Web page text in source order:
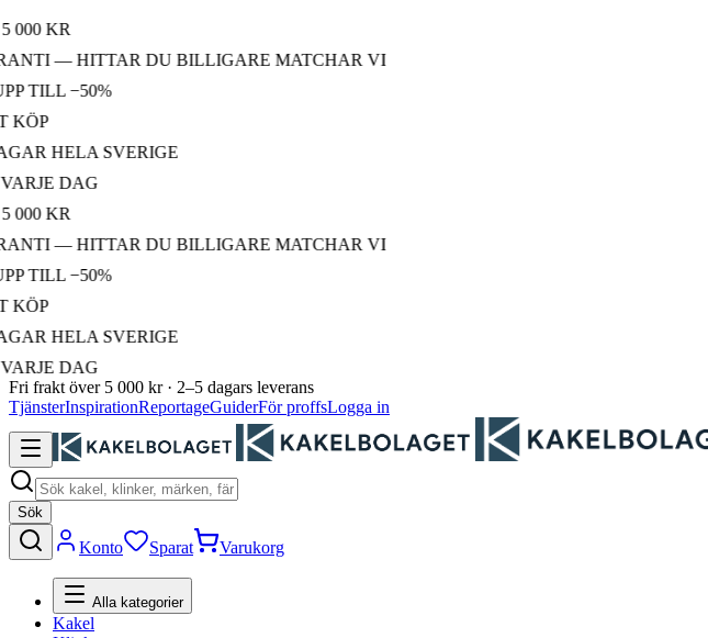
KR
— HITTAR DU BILLIGARE MATCHAR VI
−50%
HELA SVERIGE
DAG
KR
— HITTAR DU BILLIGARE MATCHAR VI
−50%
HELA SVERIGE
DAG
Fri frakt över 5 000 kr · 2–5 dagars leverans
TjänsterInspirationReportageGuiderFör proffsLogga in
Sök
Konto Sparat Varukorg
Alla kategorier
Kakel